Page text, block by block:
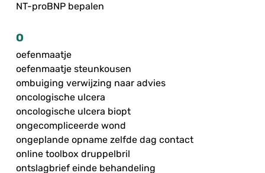
NT-proBNP bepalen
O
oefenmaatje
oefenmaatje steunkousen
ombuiging verwijzing naar advies
oncologische ulcera
oncologische ulcera biopt
ongecompliceerde wond
ongeplande opname zelfde dag contact
online toolbox druppelbril
ontslagbrief einde behandeling